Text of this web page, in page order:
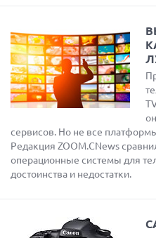
сервисов. Но не все
Редакция ZOOM.CNews
операционные системы для
достоинства и недостатки.